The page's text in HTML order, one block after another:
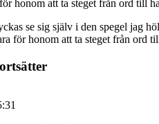
honom att ta steget från ord till
se sig själv i den spegel jag
för honom att ta steget från ord